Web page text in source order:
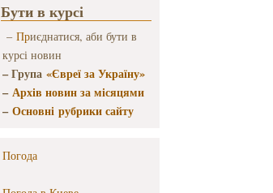
Бути в курсі
– Приєднатися, аби бути в
курсі новин
– Група «Євреї за Україну»
–Архів новин за місяцями
–Основні рубрики сайту
Погода